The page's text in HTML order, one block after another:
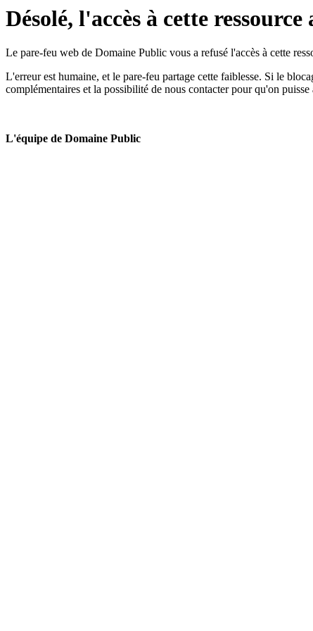
Désolé, l'accès à cette ressource
Le pare-feu web de Domaine Public vous a refusé l'accès à cette
L'erreur est humaine, et le pare-feu partage cette faiblesse. Si le
complémentaires et la possibilité de nous contacter pour qu'on
L'équipe de Domaine Public